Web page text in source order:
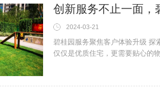
创新服务不止一面，
2024-03-21
碧桂园服务聚焦客户体验升级 探
仅仅是优质住宅，更需要贴心的
园服务的明星产品，通过群策群